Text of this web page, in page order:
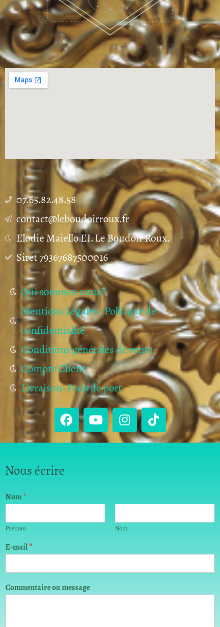
07.65.82.48.58
contact@leboudoirroux.fr
Elodie Maiello EI. Le Boudoir Roux.
Siret 79367687500016
Qui sommes-nous?
Mentions Légales - Politique de
confidentialité
Conditions générales de vente
Compte Client
Livraison- Frais de port
Nous écrire
Nom*
Prénom Nom
E-mail*
C
o
Commentaire ou message